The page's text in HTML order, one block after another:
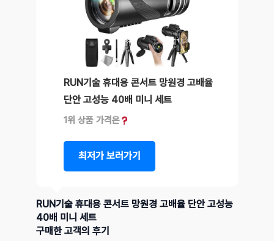
RUN기술 휴대용 콘서트 망원경 고배율
단안 고성능 40배 미니 세트
1위 상품 가격은
최저가 보러가기
RUN기술 휴대용 콘서트 망원경 고배율 단안 고성능
40배 미니 세트
구매한 고객의 후기